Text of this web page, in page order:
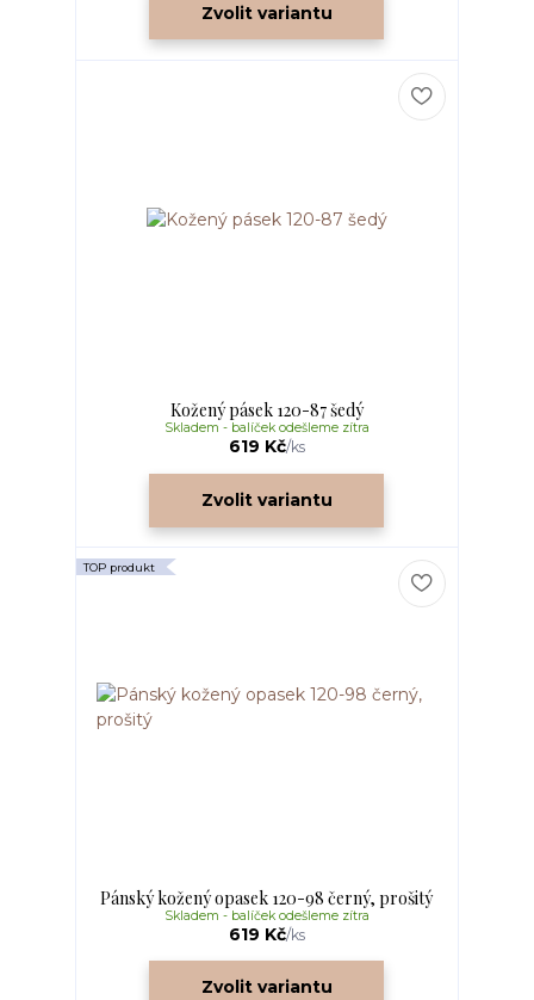
Zvolit variantu
Kožený pásek 120-87 šedý
619 Kč/ks
Skladem - balíček odešleme zítra
Zvolit variantu
TOP produkt
Pánský kožený opasek 120-98 černý, prošitý
619 Kč/ks
Skladem - balíček odešleme zítra
Zvolit variantu